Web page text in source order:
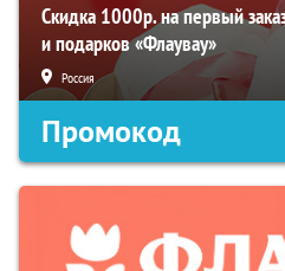
Скидка 1000р. на первый
и подарков «Флаувау»
Россия
Промокод